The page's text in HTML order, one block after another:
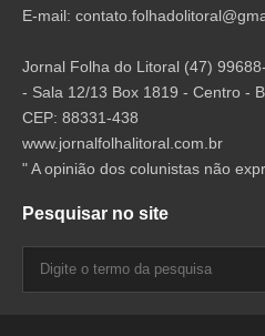
E-mail:
Jornal Folha do Litoral (47)
- Sala 12/13 Box 1819 - Centro -
CEP: 88331-438
www.jornalfolhalitoral.com.br
" A opinião dos colunistas não
Pesquisar no site